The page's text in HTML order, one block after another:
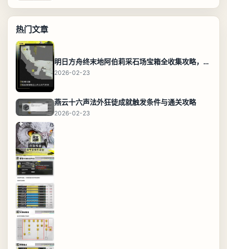
热门文章
明日方舟终末地阿伯莉采石场宝箱全收集攻略，全点位分布图与路线
2026-02-23
燕云十六声法外狂徒成就触发条件与通关攻略
2026-02-23